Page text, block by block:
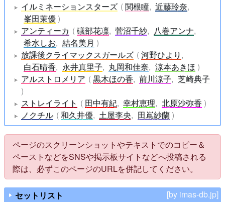
イルミネーションスターズ
関根瞳 近藤玲奈
峯田茉優
アンティーカ
礒部花凜 菅沼千紗
八巻アンナ
希水しお 結名美月
放課後クライマックスガールズ
河野ひより
白石晴香
永井真里子 丸岡和佳奈 涼本あきほ
アルストロメリア
黒木ほの香 前川涼子 芝崎典子
ストレイライト 田中有紀 幸村恵理
北原沙弥香
ノクチル
和久井優 土屋李央 田嶌紗蘭
ページのスクリーンショットやテキストでのコピー＆
ペーストなどをSNSや掲示板サイトなどへ投稿される
際は、必ずこのページのURLを併記してください。
[by imas-db.jp]
セットリスト